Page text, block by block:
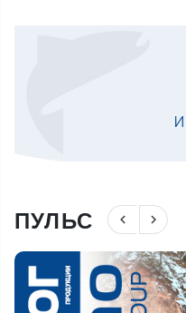
ПУЛЬС navigate_before navigate_next